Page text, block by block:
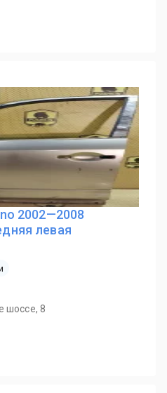
2002—2008
левая
шоссе, 8